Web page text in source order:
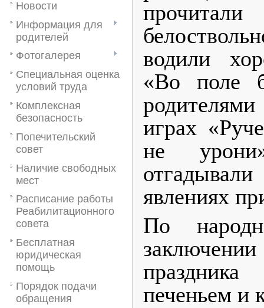
Новости
Информация для
родителей
Фотогалерея
Специальная оценка
условий труда
Комплексная
безопасность
Попечительский
совет
Наличие свободных
мест
Расписание работы
Реабилитационного
совета
Бесплатная
юридическая
помощь
Порядок подачи
обращения
водили
«Во поле
играх
не
явлениях
По
печеньем и